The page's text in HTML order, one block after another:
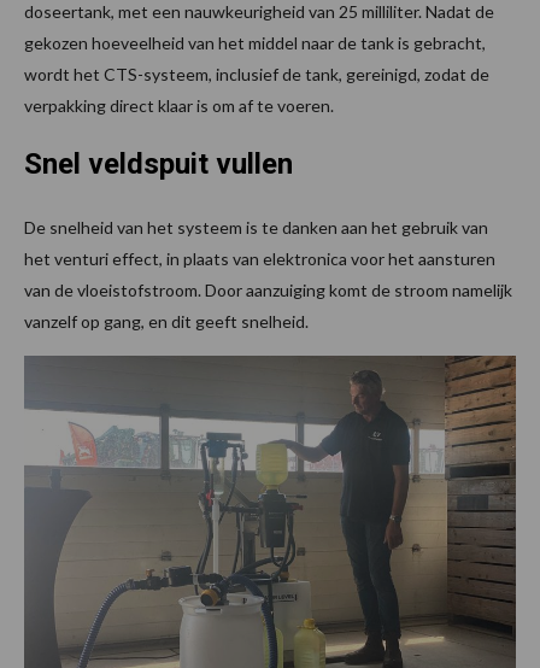
doseertank, met een nauwkeurigheid van 25 milliliter. Nadat de
gekozen hoeveelheid van het middel naar de tank is gebracht,
wordt het CTS-systeem, inclusief de tank, gereinigd, zodat de
verpakking direct klaar is om af te voeren.
Snel veldspuit vullen
De snelheid van het systeem is te danken aan het gebruik van
het venturi effect, in plaats van elektronica voor het aansturen
van de vloeistofstroom. Door aanzuiging komt de stroom namelijk
vanzelf op gang, en dit geeft snelheid.